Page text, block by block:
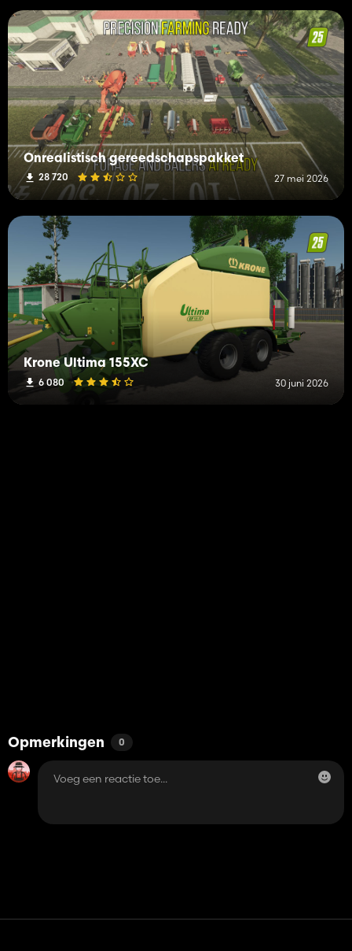
Onrealistisch gereedschapspakket
28 720 27 mei 2026
Krone Ultima 155XC
6 080 30 juni 2026
Opmerkingen 0